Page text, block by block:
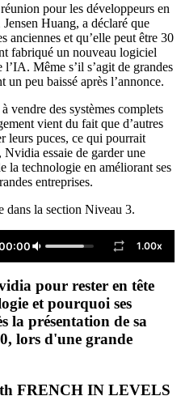
pour les développeurs en
Huang, a déclaré que
anciennes et qu’elle peut être 30
fabriqué un nouveau logiciel
Même s’il s’agit de grandes
peu baissé après l’annonce.
vendre des systèmes complets
vient du fait que d’autres
leurs puces, ce qui pourrait
essaie de garder une
la technologie en améliorant ses
entreprises.
dans la section Niveau 3.
1.00x
pour rester en tête
et pourquoi ses
la présentation de sa
lors d'une grande
FRENCH IN LEVELS